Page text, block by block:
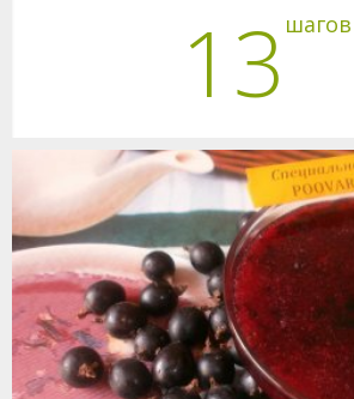
13 шагов